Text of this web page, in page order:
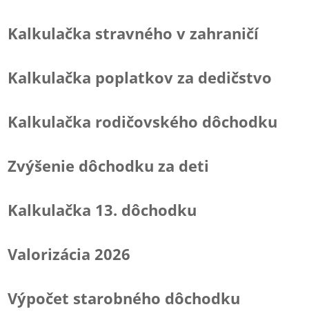
Kalkulačka stravného v zahraničí
Kalkulačka poplatkov za dedičstvo
Kalkulačka rodičovského dôchodku
Zvýšenie dôchodku za deti
Kalkulačka 13. dôchodku
Valorizácia 2026
Výpočet starobného dôchodku